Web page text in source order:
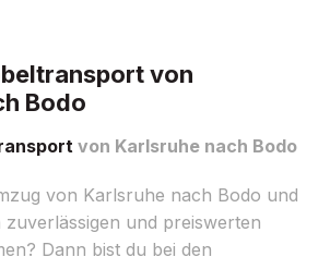
von
Bodo
von Karlsruhe nach Bodo
von Karlsruhe nach Bodo und
und preiswerten
Dann bist du bei den